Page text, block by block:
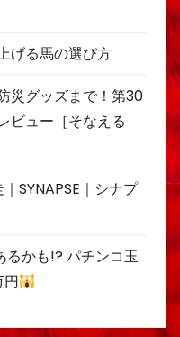
げる馬の選び方
災グッズまで！第30
ビュー［そなえる
SYNAPSE｜シナプ
るかも!? パチンコ玉
円